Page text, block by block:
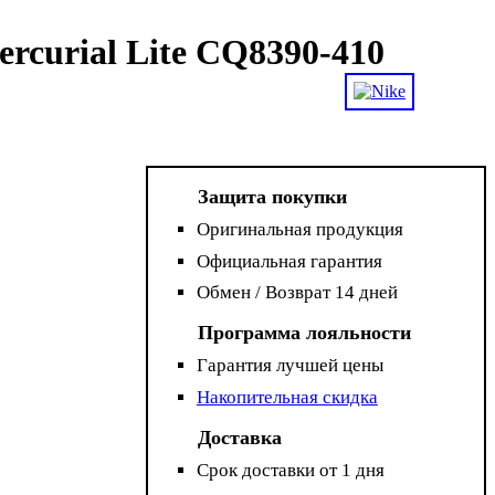
Lite CQ8390-410
Защита покупки
Оригинальная продукция
Официальная гарантия
Обмен / Возврат 14 дней
Программа лояльности
Гарантия лучшей цены
Накопительная скидка
Доставка
Срок доставки от 1 дня